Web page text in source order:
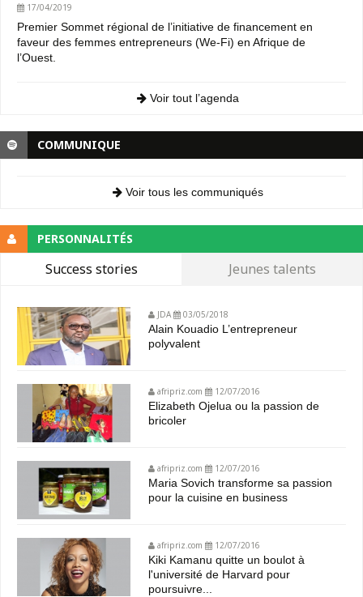
17/04/2019
Premier Sommet régional de l’initiative de financement en
faveur des femmes entrepreneurs (We-Fi) en Afrique de
l’Ouest.
Voir tout l’agenda
COMMUNIQUE
Voir tous les communiqués
PERSONNALITÉS
Success stories Jeunes talents
JDA 03/05/2018
Alain Kouadio L’entrepreneur
polyvalent
afripriz.com 12/07/2016
Elizabeth Ojelua ou la passion de
bricoler
afripriz.com 12/07/2016
Maria Sovich transforme sa passion
pour la cuisine en business
afripriz.com 12/07/2016
Kiki Kamanu quitte un boulot à
l'université de Harvard pour
poursuivre...